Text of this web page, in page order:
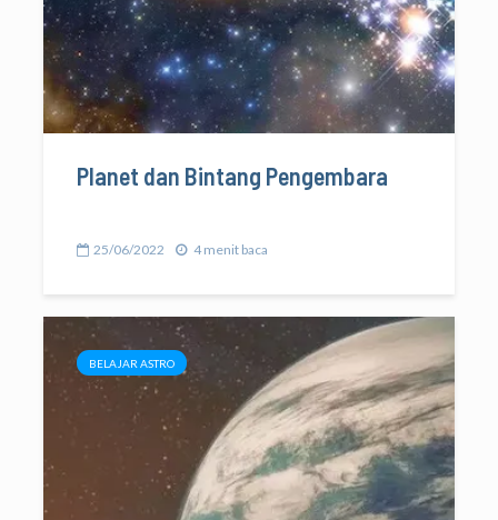
Planet dan Bintang Pengembara
25/06/2022 4 menit baca
BELAJAR ASTRO